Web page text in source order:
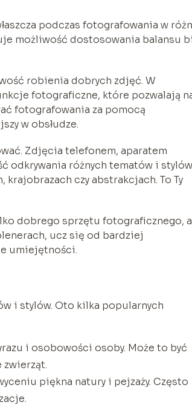
podczas fotografowania w
możliwość dostosowania balansu
robienia dobrych zdjęć. W
fotograficzne, które pozwalają
fotografowania za pomocą
w obsłudze.
Zdjęcia telefonem, aparatem
odkrywania różnych tematów i stylów
czy abstrakcjach. To Ty
dobrego sprzętu fotograficznego,
ucz się od bardziej
umiejętności.
i stylów. Oto kilka popularnych
i osobowości osoby. Może to być
piękna natury i pejzaży. Często